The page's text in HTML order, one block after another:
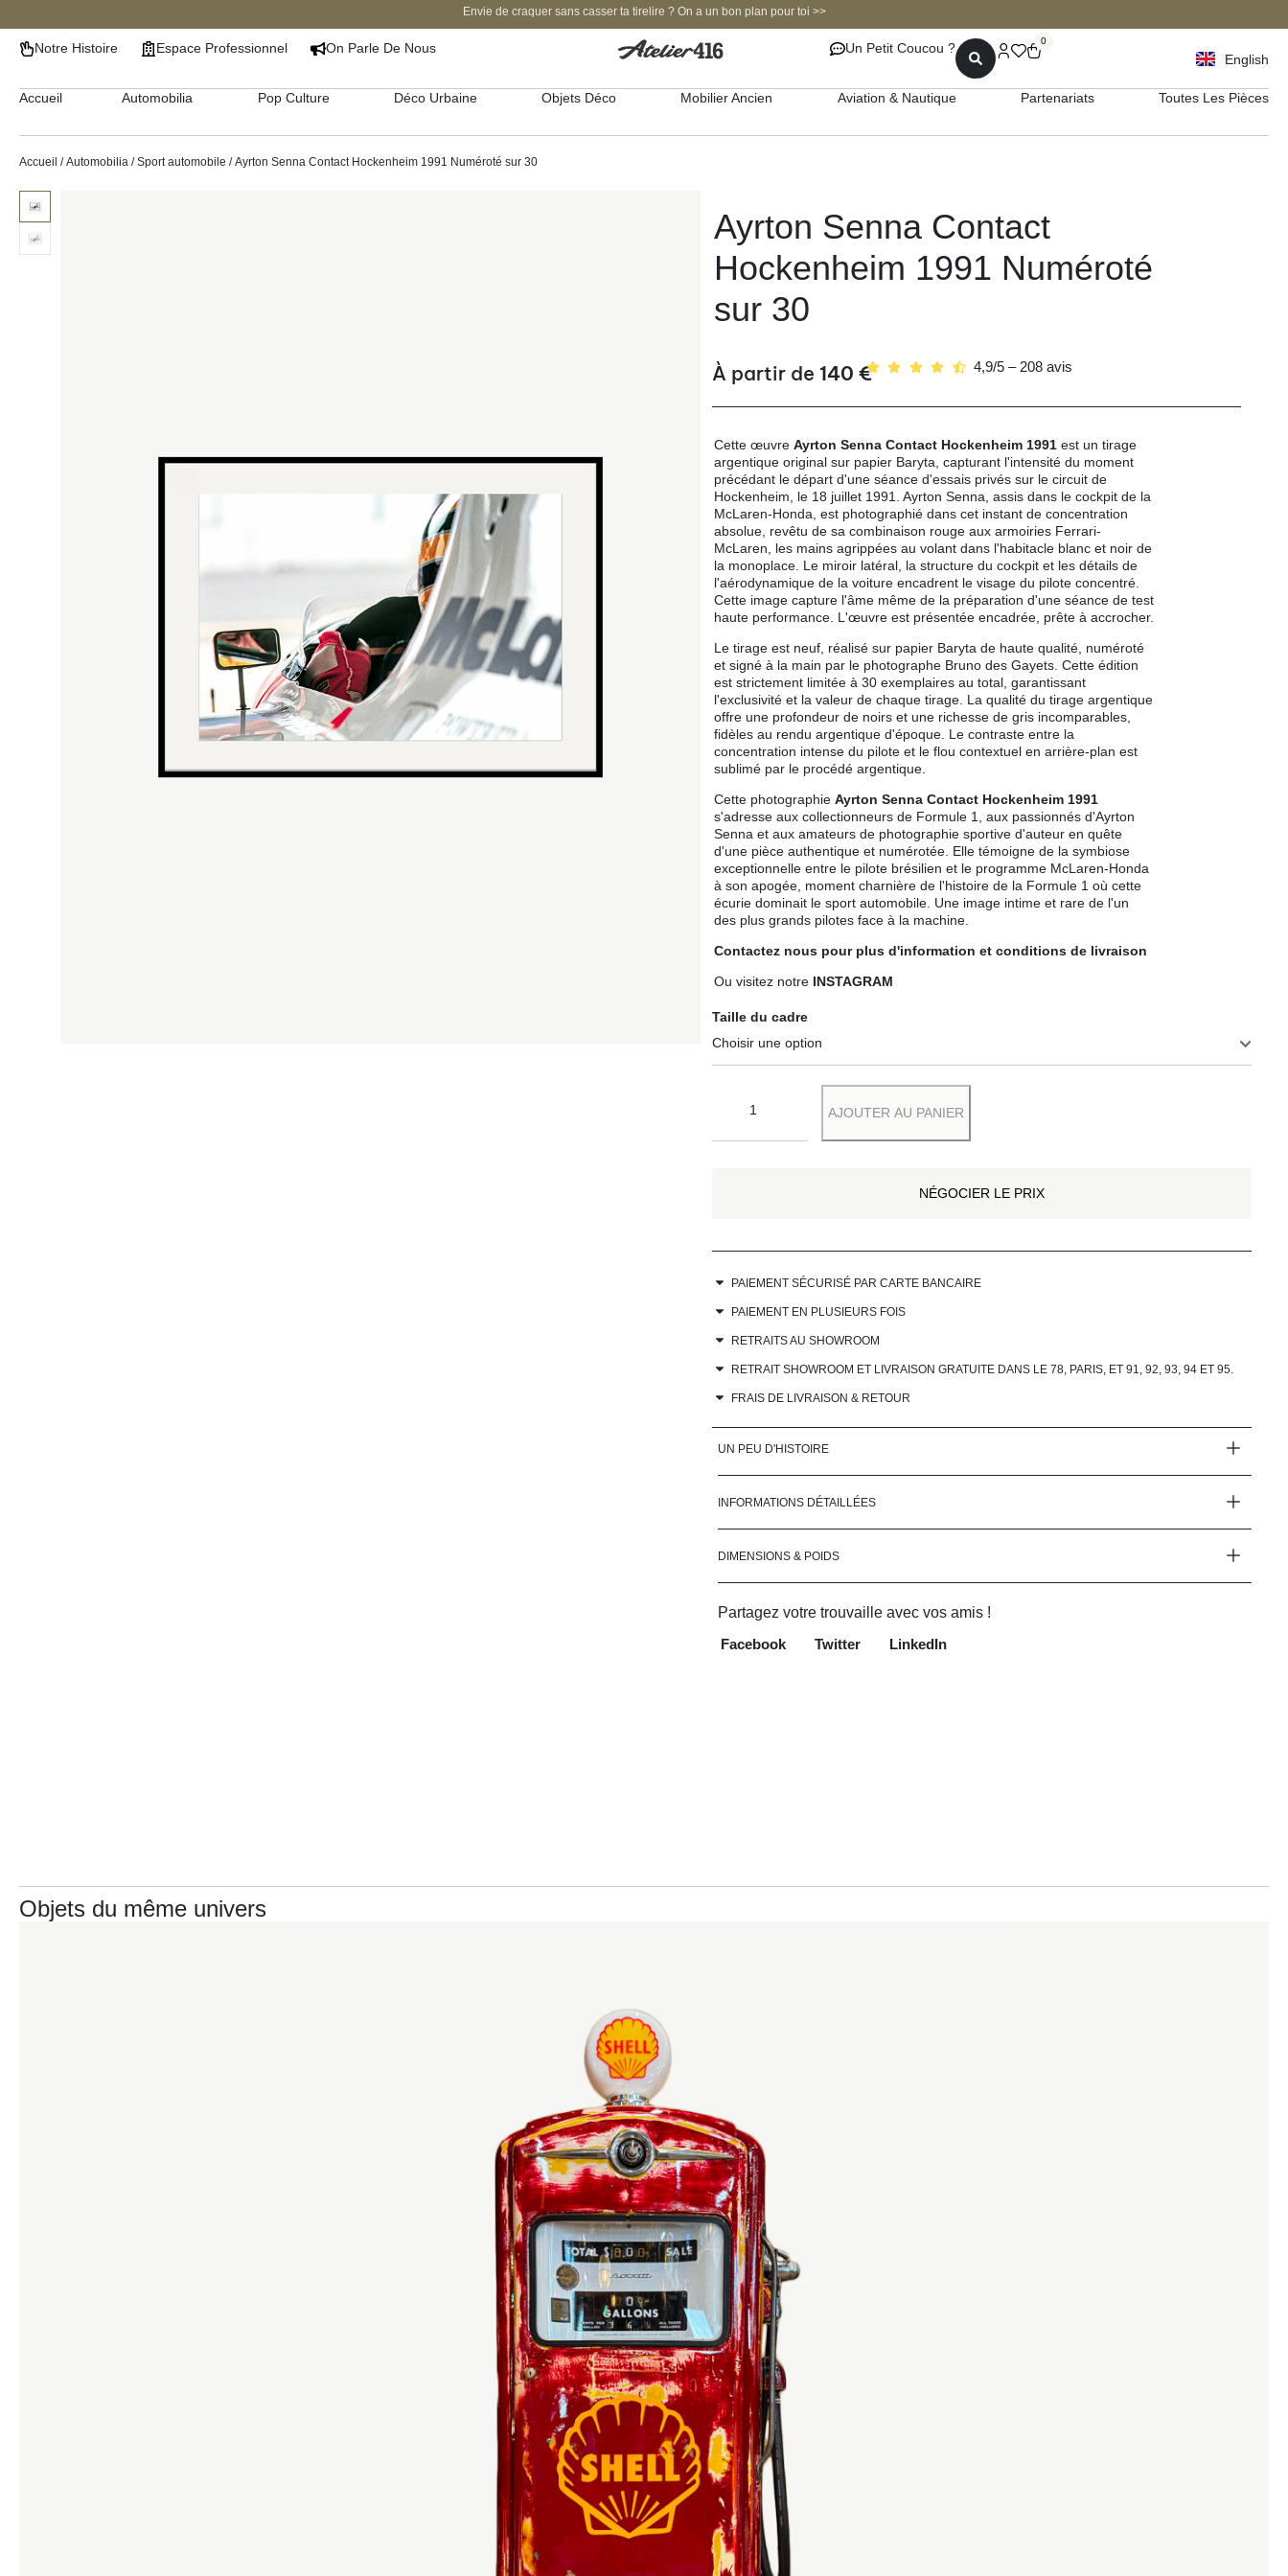
Envie de craquer sans casser ta tirelire ? On a un bon plan pour toi >>
Notre Histoire Espace Professionnel On Parle De Nous Un Petit Coucou ? 0
English
Accueil Automobilia Pop Culture Déco Urbaine Objets Déco Mobilier Ancien Aviation & Nautique Partenariats Toutes Les Pièces
Accueil /Automobilia /Sport automobile / Ayrton Senna Contact Hockenheim 1991 Numéroté sur 30
Ayrton Senna Contact
Hockenheim 1991 Numéroté
sur 30
À partir de140 € 4,9/5 – 208 avis
Cette œuvreAyrton Senna Contact Hockenheim 1991 est un tirage
argentique original sur papier Baryta, capturant l'intensité du moment
précédant le départ d'une séance d'essais privés sur le circuit de
Hockenheim, le 18 juillet 1991. Ayrton Senna, assis dans le cockpit de la
McLaren-Honda, est photographié dans cet instant de concentration
absolue, revêtu de sa combinaison rouge aux armoiries Ferrari-
McLaren, les mains agrippées au volant dans l'habitacle blanc et noir de
la monoplace. Le miroir latéral, la structure du cockpit et les détails de
l'aérodynamique de la voiture encadrent le visage du pilote concentré.
Cette image capture l'âme même de la préparation d'une séance de test
haute performance. L'œuvre est présentée encadrée, prête à accrocher.
Le tirage est neuf, réalisé sur papier Baryta de haute qualité, numéroté
et signé à la main par le photographe Bruno des Gayets. Cette édition
est strictement limitée à 30 exemplaires au total, garantissant
l'exclusivité et la valeur de chaque tirage. La qualité du tirage argentique
offre une profondeur de noirs et une richesse de gris incomparables,
fidèles au rendu argentique d'époque. Le contraste entre la
concentration intense du pilote et le flou contextuel en arrière-plan est
sublimé par le procédé argentique.
Cette photographieAyrton Senna Contact Hockenheim 1991
s'adresse aux collectionneurs de Formule 1, aux passionnés d'Ayrton
Senna et aux amateurs de photographie sportive d'auteur en quête
d'une pièce authentique et numérotée. Elle témoigne de la symbiose
exceptionnelle entre le pilote brésilien et le programme McLaren-Honda
à son apogée, moment charnière de l'histoire de la Formule 1 où cette
écurie dominait le sport automobile. Une image intime et rare de l'un
des plus grands pilotes face à la machine.
Contactez nous pour plus d'information etconditions de livraison
Ou visitez notre INSTAGRAM
Taille du cadre
AJOUTER AU PANIER
NÉGOCIER LE PRIX
PAIEMENT SÉCURISÉ PAR CARTE BANCAIRE
PAIEMENT EN PLUSIEURS FOIS
RETRAITS AU SHOWROOM
RETRAIT SHOWROOM ET LIVRAISON GRATUITE DANS LE 78, PARIS, ET 91, 92, 93, 94 ET 95.
FRAIS DE LIVRAISON & RETOUR
UN PEU D'HISTOIRE
INFORMATIONS DÉTAILLÉES
DIMENSIONS & POIDS
Partagez votre trouvaille avec vos amis !
Facebook
Twitter LinkedIn
Objets du même univers